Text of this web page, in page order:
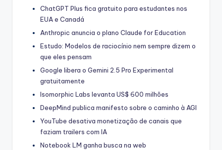
ChatGPT Plus fica gratuito para estudantes nos
EUA e Canadá
Anthropic anuncia o plano Claude for Education
Estudo: Modelos de raciocínio nem sempre dizem o
que eles pensam
Google libera o Gemini 2.5 Pro Experimental
gratuitamente
Isomorphic Labs levanta US$ 600 milhões
DeepMind publica manifesto sobre o caminho à AGI
YouTube desativa monetização de canais que
faziam trailers com IA
Notebook LM ganha busca na web